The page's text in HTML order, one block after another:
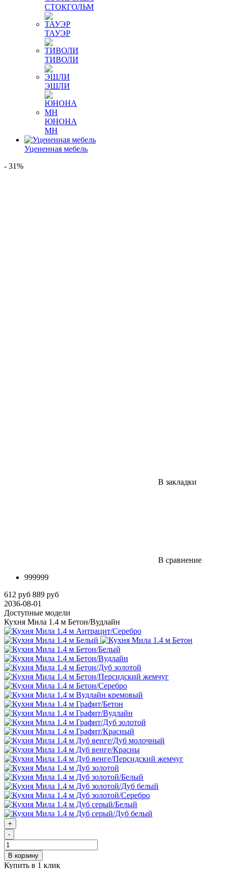
СТОКГОЛЬМ
ТАУЭР
ТИВОЛИ
ЭШЛИ
ЮНОНА
МН
Уцененная мебель
- 31%
В закладки
В сравнение
999999
612 руб 889 руб
2036-08-01
Доступные модели
Кухня Мила 1.4 м Бетон/Вудлайн
+
-
В корзину
Купить в 1 клик